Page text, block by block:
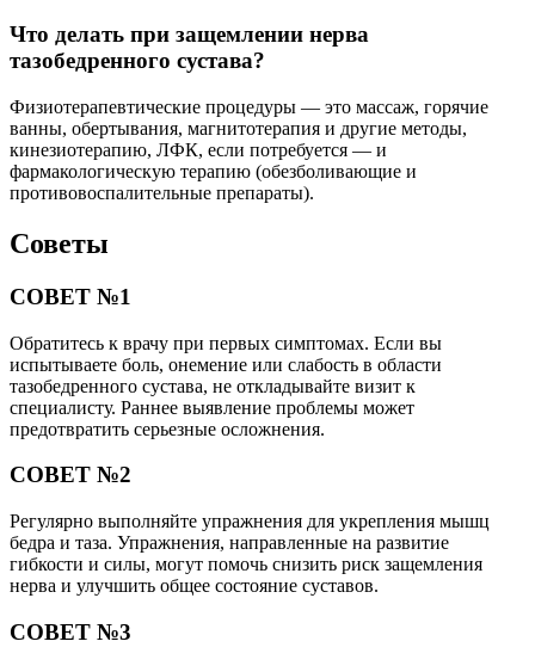
Что делать при защемлении нерва
тазобедренного сустава?
Физиотерапевтические процедуры — это массаж, горячие
ванны, обертывания, магнитотерапия и другие методы,
кинезиотерапию, ЛФК, если потребуется — и
фармакологическую терапию (обезболивающие и
противовоспалительные препараты).
Советы
СОВЕТ №1
Обратитесь к врачу при первых симптомах. Если вы
испытываете боль, онемение или слабость в области
тазобедренного сустава, не откладывайте визит к
специалисту. Раннее выявление проблемы может
предотвратить серьезные осложнения.
СОВЕТ №2
Регулярно выполняйте упражнения для укрепления мышц
бедра и таза. Упражнения, направленные на развитие
гибкости и силы, могут помочь снизить риск защемления
нерва и улучшить общее состояние суставов.
СОВЕТ №3